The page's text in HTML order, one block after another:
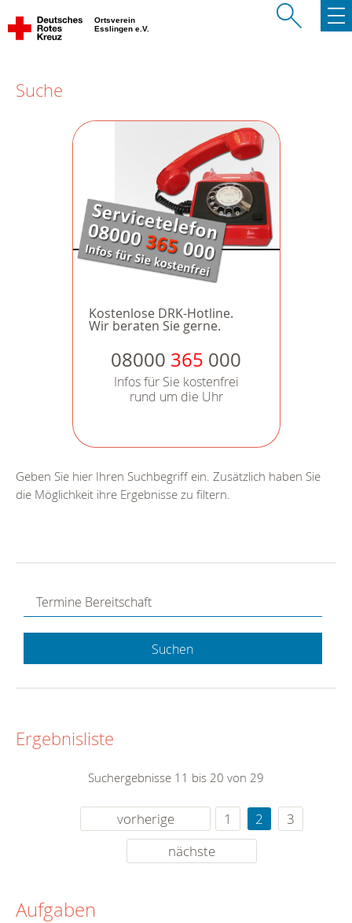
Ortsverein
Esslingen e.V.
Suche
Kostenlose DRK-Hotline.
Wir beraten Sie gerne.
08000 365 000
Infos für Sie kostenfrei
rund um die Uhr
Geben Sie hier Ihren Suchbegriff ein. Zusätzlich haben Sie
die Möglichkeit ihre Ergebnisse zu filtern.
Suchen
Ergebnisliste
Suchergebnisse 11 bis 20 von 29
vorherige 1 2
3
nächste
Aufgaben